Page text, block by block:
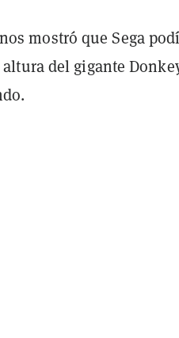
mostró que Sega
del gigante